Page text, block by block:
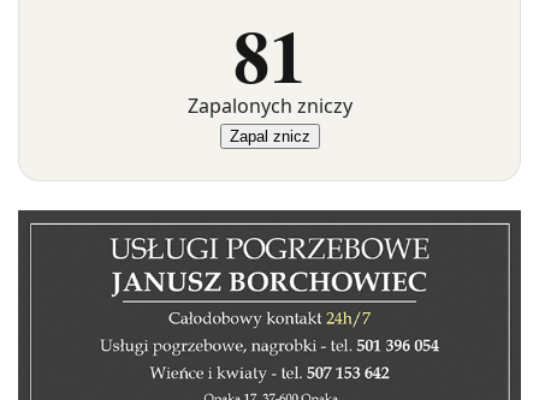
81
Zapalonych zniczy
Zapal znicz